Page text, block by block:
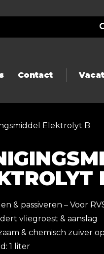
Contact
Elektrolyt B
& passiveren – Voor
vliegroest & aanslag
& chemisch zuiver
1 liter